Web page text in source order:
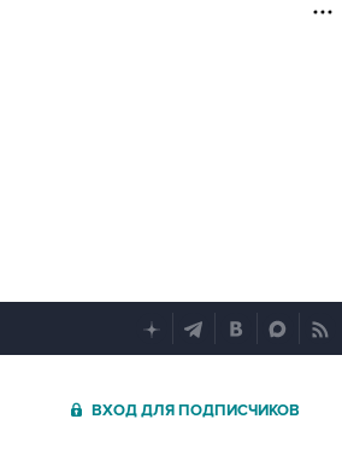
ВХОД ДЛЯ ПОДПИСЧИКОВ